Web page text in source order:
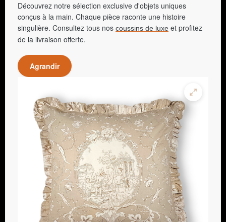
Découvrez notre sélection exclusive d'objets uniques
conçus à la main. Chaque pièce raconte une histoire
singulière. Consultez tous nos coussins de luxe et profitez
de la livraison offerte.
Agrandir